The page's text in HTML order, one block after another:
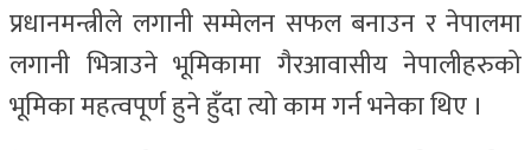
प्रधानमन्त्रीले लगानी सम्मेलन सफल बनाउन र नेपालमा
लगानी भित्राउने भूमिकामा गैरआवासीय नेपालीहरुको
भूमिका महत्वपूर्ण हुने हुँदा त्यो काम गर्न भनेका थिए ।